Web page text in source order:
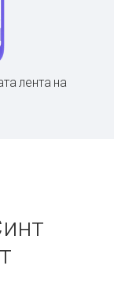
лента на